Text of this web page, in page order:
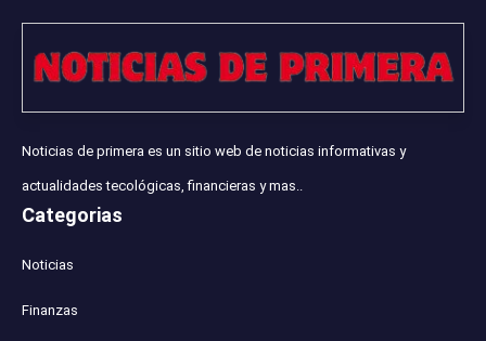
Noticias de primera es un sitio web de noticias informativas y
actualidades tecológicas, financieras y mas..
Categorias
Noticias
Finanzas